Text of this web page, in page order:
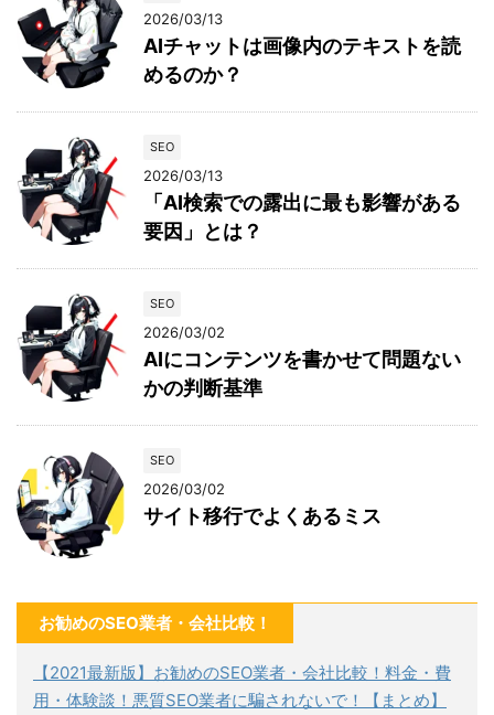
2026/03/13
AIチャットは画像内のテキストを読
めるのか？
SEO
2026/03/13
「AI検索での露出に最も影響がある
要因」とは？
SEO
2026/03/02
AIにコンテンツを書かせて問題ない
かの判断基準
SEO
2026/03/02
サイト移行でよくあるミス
お勧めのSEO業者・会社比較！
【2021最新版】お勧めのSEO業者・会社比較！料金・費
用・体験談！悪質SEO業者に騙されないで！【まとめ】